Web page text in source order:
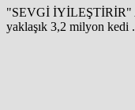
"SEVGİ İYİLEŞTİRİR"
yaklaşık 3,2 milyon kedi